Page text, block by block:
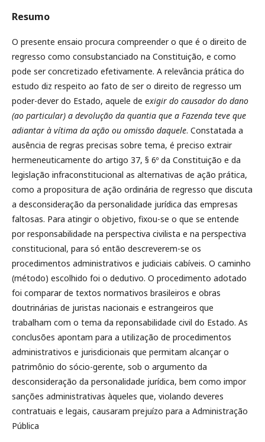
Resumo
O presente ensaio procura compreender o que é o direito de
regresso como consubstanciado na Constituição, e como
pode ser concretizado efetivamente. A relevância prática do
estudo diz respeito ao fato de ser o direito de regresso um
poder-dever do Estado, aquele de exigir do causador do dano
(ao particular) a devolução da quantia que a Fazenda teve que
adiantar à vítima da ação ou omissão daquele. Constatada a
ausência de regras precisas sobre tema, é preciso extrair
hermeneuticamente do artigo 37, § 6º da Constituição e da
legislação infraconstitucional as alternativas de ação prática,
como a propositura de ação ordinária de regresso que discuta
a desconsideração da personalidade jurídica das empresas
faltosas. Para atingir o objetivo, fixou-se o que se entende
por responsabilidade na perspectiva civilista e na perspectiva
constitucional, para só então descreverem-se os
procedimentos administrativos e judiciais cabíveis. O caminho
(método) escolhido foi o dedutivo. O procedimento adotado
foi comparar de textos normativos brasileiros e obras
doutrinárias de juristas nacionais e estrangeiros que
trabalham com o tema da reponsabilidade civil do Estado. As
conclusões apontam para a utilização de procedimentos
administrativos e jurisdicionais que permitam alcançar o
patrimônio do sócio-gerente, sob o argumento da
desconsideração da personalidade jurídica, bem como impor
sanções administrativas àqueles que, violando deveres
contratuais e legais, causaram prejuízo para a Administração
Pública